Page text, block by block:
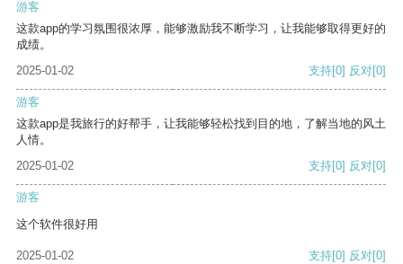
游客
这款app的学习氛围很浓厚，能够激励我不断学习，让我能够取得更好的
成绩。
2025-01-02
支持[0] 反对[0]
游客
这款app是我旅行的好帮手，让我能够轻松找到目的地，了解当地的风土
人情。
2025-01-02
支持[0] 反对[0]
游客
这个软件很好用
2025-01-02 支持[0] 反对[0]